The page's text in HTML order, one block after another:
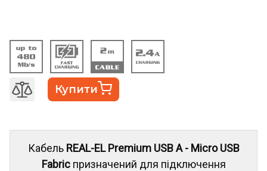
Купити
Кабель REAL-EL Premium USB A - Micro USB
Fabricпризначений для підключення